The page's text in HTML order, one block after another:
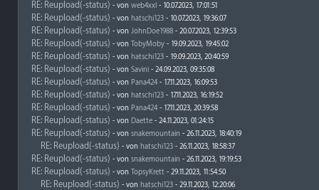
RE: Reupload(-status) - von web4xxl - 10.07.2023, 17:01:51
RE: Reupload(-status) - von hatschi123 - 10.07.2023, 19:36:07
RE: Reupload(-status) - von JohnDoe1988 - 20.07.2023, 12:39:53
RE: Reupload(-status) - von TobyMoby - 19.09.2023, 19:45:02
RE: Reupload(-status) - von hatschi123 - 19.09.2023, 20:40:59
RE: Reupload(-status) - von Savini - 24.09.2023, 09:35:08
RE: Reupload(-status) - von Pana424 - 17.11.2023, 16:09:53
RE: Reupload(-status) - von hatschi123 - 17.11.2023, 16:19:52
RE: Reupload(-status) - von Pana424 - 17.11.2023, 20:39:58
RE: Reupload(-status) - von Daette - 24.11.2023, 01:24:15
RE: Reupload(-status) - von snakemountain - 26.11.2023, 18:40:19
RE: Reupload(-status) - von hatschi123 - 26.11.2023, 18:58:37
RE: Reupload(-status) - von snakemountain - 26.11.2023, 19:19:53
RE: Reupload(-status) - von TopsyKrett - 29.11.2023, 11:54:50
RE: Reupload(-status) - von hatschi123 - 29.11.2023, 12:20:06